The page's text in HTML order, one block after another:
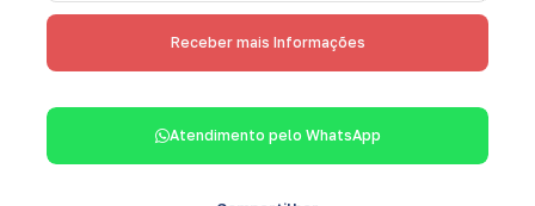
Atendimento pelo WhatsApp